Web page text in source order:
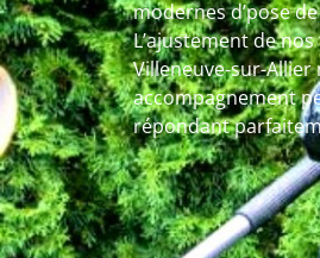
modernes d’pose
L’ajustement de
Villeneuve-sur-
accompagnement
répondant